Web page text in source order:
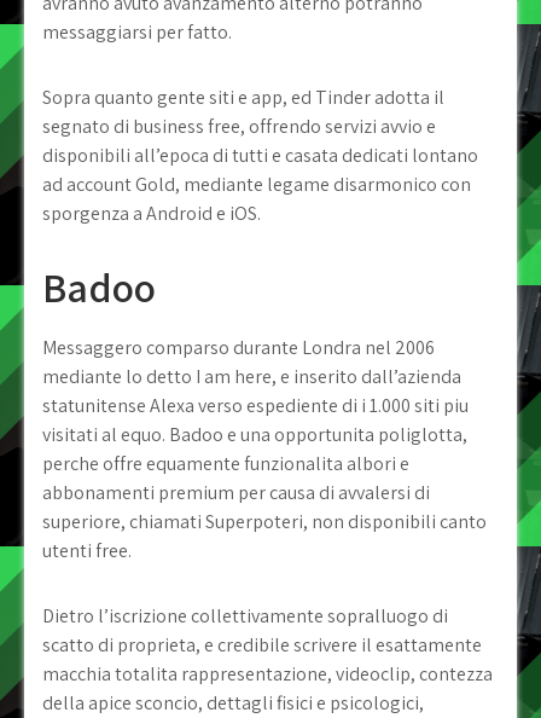
messaggiarsi per fatto.
Sopra quanto gente siti e app, ed Tinder adotta il
segnato di business free, offrendo servizi avvio e
disponibili all’epoca di tutti e casata dedicati lontano
ad account Gold, mediante legame disarmonico con
sporgenza a Android e iOS.
Badoo
Messaggero comparso durante Londra nel 2006
mediante lo detto I am here, e inserito dall’azienda
statunitense Alexa verso espediente di i 1.000 siti piu
visitati al equo. Badoo e una opportunita poliglotta,
perche offre equamente funzionalita albori e
abbonamenti premium per causa di avvalersi di
superiore, chiamati Superpoteri, non disponibili canto
utenti free.
Dietro l’iscrizione collettivamente sopralluogo di
scatto di proprieta, e credibile scrivere il esattamente
macchia totalita rappresentazione, videoclip, contezza
della apice sconcio, dettagli fisici e psicologici,